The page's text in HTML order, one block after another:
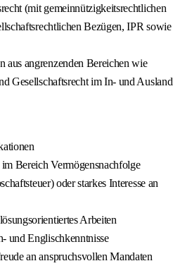
(mit gemeinnützigkeitsrechtlichen
Bezügen, IPR sowie
aus angrenzenden Bereichen wie
Gesellschaftsrecht im In- und Ausland
Bereich Vermögensnachfolge
oder starkes Interesse an
Arbeiten
und Englischkenntnisse
an anspruchsvollen Mandaten